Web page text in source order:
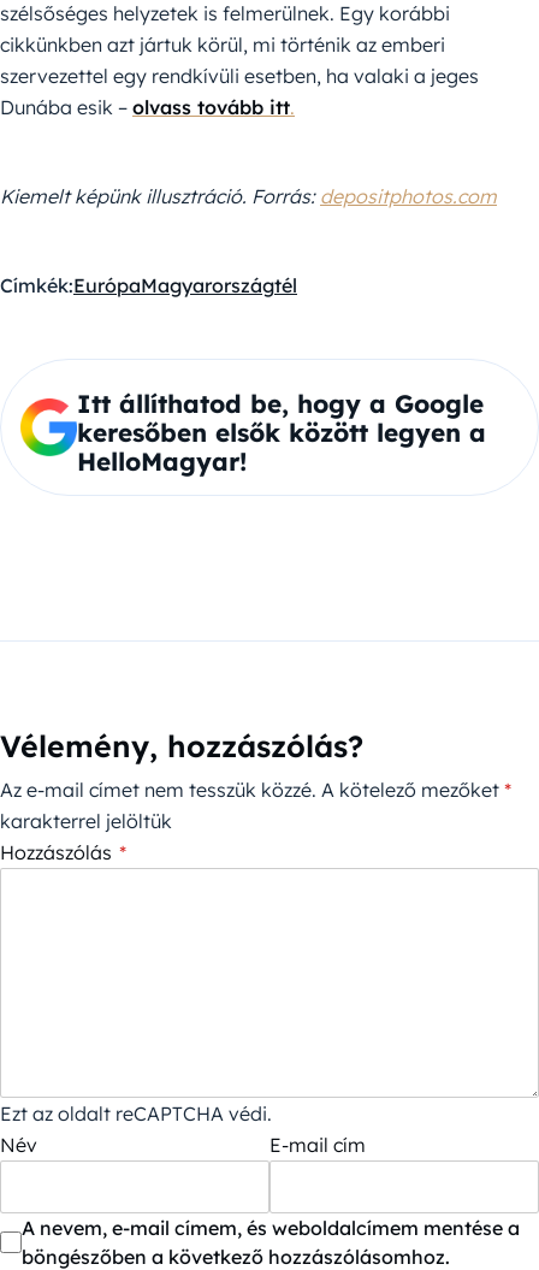
szélsőséges helyzetek is felmerülnek. Egy korábbi
cikkünkben azt jártuk körül, mi történik az emberi
szervezettel egy rendkívüli esetben, ha valaki a jeges
Dunába esik – olvass tovább itt.
Kiemelt képünk illusztráció. Forrás: depositphotos.com
Címkék:EurópaMagyarországtél
Itt állíthatod be, hogy a Google
keresőben elsők között legyen a
HelloMagyar!
Vélemény, hozzászólás?
Az e-mail címet nem tesszük közzé. A kötelező mezőket *
karakterrel jelöltük
Hozzászólás *
Ezt az oldalt reCAPTCHA védi.
Név
E-mail cím
A nevem, e-mail címem, és weboldalcímem mentése a
böngészőben a következő hozzászólásomhoz.